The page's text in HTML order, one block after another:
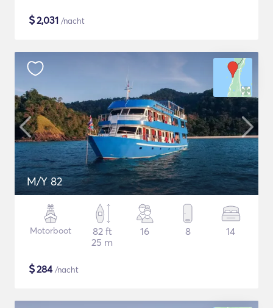
$2,031 /nacht
M/Y 82
Motorboot
82 ft
25 m
16 8 14
$284/nacht